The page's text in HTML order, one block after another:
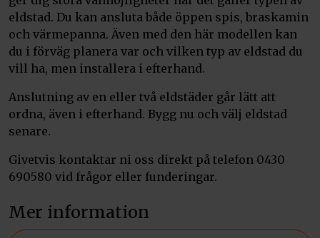
eldstad. Du kan ansluta både öppen spis, braskamin
och värmepanna. Även med den här modellen kan
du i förväg planera var och vilken typ av eldstad du
vill ha, men installera i efterhand.
Anslutning av en eller två eldstäder går lätt att
ordna, även i efterhand. Bygg nu och välj eldstad
senare.
Givetvis kontaktar ni oss direkt på telefon 0430
690580 vid frågor eller funderingar.
Mer information